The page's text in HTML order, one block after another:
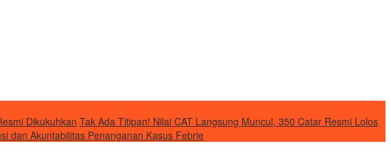
Dikukuhkan Tak Ada Titipan! Nilai CAT Langsung Muncul, 350 Catar Resmi Lolos
dan Akuntabilitas Penanganan Kasus Febrie